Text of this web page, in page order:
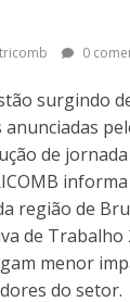
0
surgindo
anunciadas
de
região de
de Trabalho
menor
do setor.